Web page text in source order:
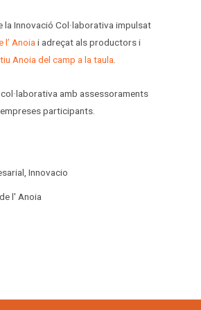
Innovació Col·laborativa impulsat
l’ Anoiai adreçat als productors i
Anoia del camp a la taula.
amb assessoraments
participants.
, Innovacio
l' Anoia